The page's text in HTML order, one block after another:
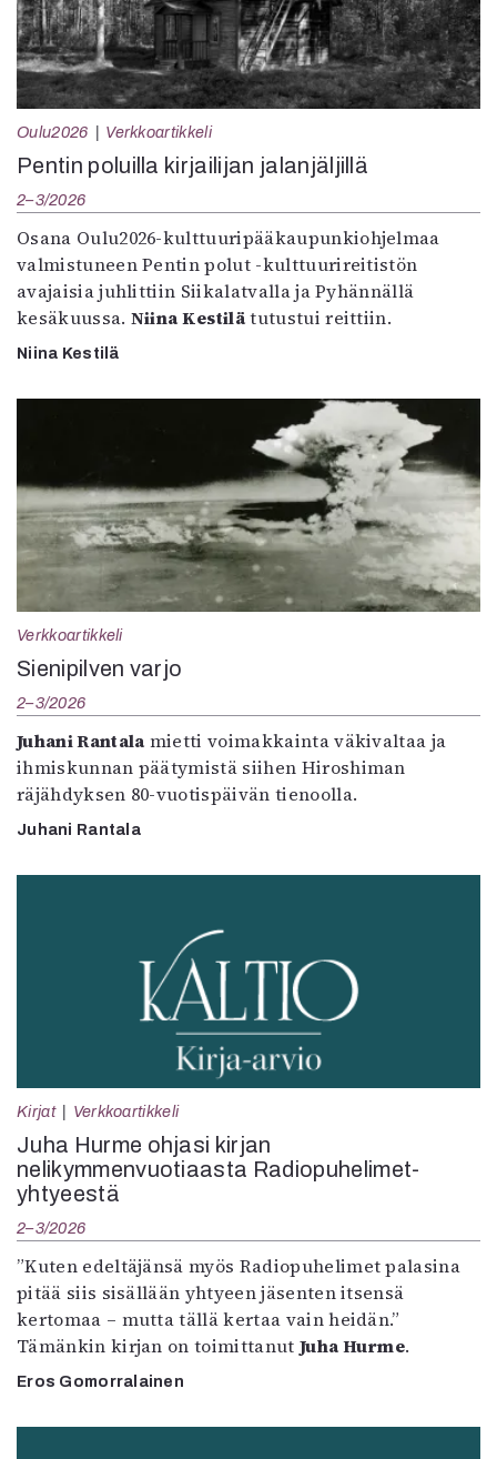
Oulu2026 Verkkoartikkeli
Pentin poluilla kirjailijan jalanjäljillä
2–3/2026
Osana Oulu2026-kulttuuripääkaupunkiohjelmaa
valmistuneen Pentin polut -kulttuurireitistön
avajaisia juhlittiin Siikalatvalla ja Pyhännällä
kesäkuussa. Niina Kestilätutustui reittiin.
Niina Kestilä
Verkkoartikkeli
Sienipilven varjo
2–3/2026
Juhani Rantala mietti voimakkainta väkivaltaa ja
ihmiskunnan päätymistä siihen Hiroshiman
räjähdyksen 80-vuotispäivän tienoolla.
Juhani Rantala
Kirjat Verkkoartikkeli
Juha Hurme ohjasi kirjan
nelikymmenvuotiaasta Radiopuhelimet-
yhtyeestä
2–3/2026
”Kuten edeltäjänsä myös Radiopuhelimet palasina
pitää siis sisällään yhtyeen jäsenten itsensä
kertomaa – mutta tällä kertaa vain heidän.”
Tämänkin kirjan on toimittanut Juha Hurme.
Eros Gomorralainen